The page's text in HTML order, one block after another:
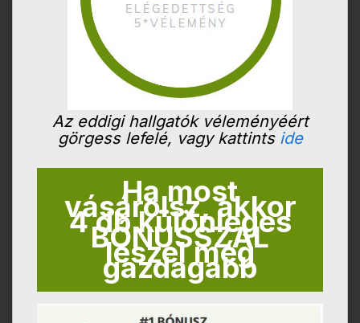
Az eddigi hallgatók véleményéért
görgess lefelé, vagy kattints ide
Ha most
vásárolsz, akkor
4 db különleges
BÓNUSSZAL
leszel még
gazdagabb